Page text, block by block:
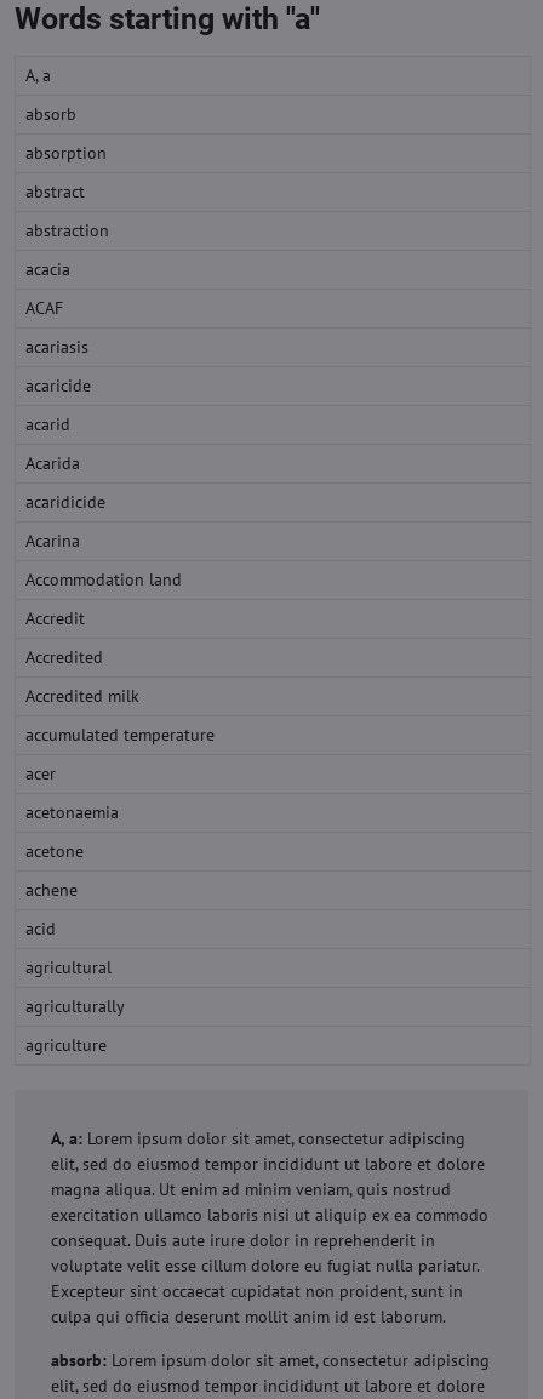
Words starting with "a"
A, a
absorb
absorption
abstract
abstraction
acacia
ACAF
acariasis
acaricide
acarid
Acarida
acaridicide
Acarina
Accommodation land
Accredit
Accredited
Accredited milk
accumulated temperature
acer
acetonaemia
acetone
achene
acid
agricultural
agriculturally
agriculture
A, a: Lorem ipsum dolor sit amet, consectetur adipiscing
elit, sed do eiusmod tempor incididunt ut labore et dolore
magna aliqua. Ut enim ad minim veniam, quis nostrud
exercitation ullamco laboris nisi ut aliquip ex ea commodo
consequat. Duis aute irure dolor in reprehenderit in
voluptate velit esse cillum dolore eu fugiat nulla pariatur.
Excepteur sint occaecat cupidatat non proident, sunt in
culpa qui officia deserunt mollit anim id est laborum.
absorb: Lorem ipsum dolor sit amet, consectetur adipiscing
elit, sed do eiusmod tempor incididunt ut labore et dolore